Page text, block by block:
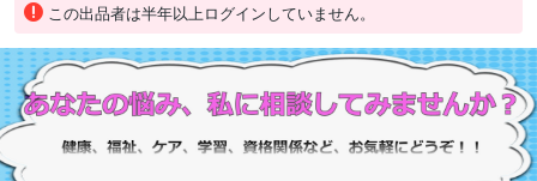
この出品者は半年以上ログインしていません。